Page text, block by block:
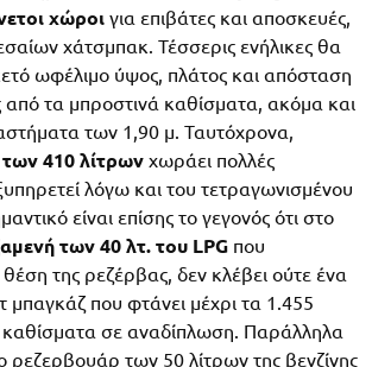
χώροι για επιβάτες και αποσκευές,
χάτσμπακ. Τέσσερις ενήλικες θα
ωφέλιμο ύψος, πλάτος και απόσταση
από τα μπροστινά καθίσματα, ακόμα και
των 1,90 μ. Ταυτόχρονα,
410 λίτρων χωράει πολλές
λόγω και του τετραγωνισμένου
είναι επίσης το γεγονός ότι στο
των 40 λτ. του LPG που
θέση της ρεζέρβας, δεν κλέβει ούτε ένα
μπαγκάζ που φτάνει μέχρι τα 1.455
καθίσματα σε αναδίπλωση. Παράλληλα
ρεζερβουάρ των 50 λίτρων της βενζίνης